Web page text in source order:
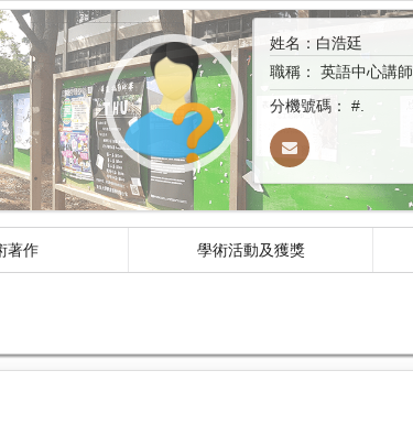
姓名：白浩廷
職稱： 英語中心講師
分機號碼： #.
著作 學術活動及獲獎